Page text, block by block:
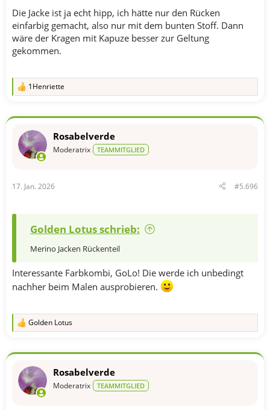
Die Jacke ist ja echt hipp, ich hätte nur den Rücken
einfarbig gemacht, also nur mit dem bunten Stoff. Dann
wäre der Kragen mit Kapuze besser zur Geltung
gekommen.
R
k
o
:
1Henriette
Rosabelverde
Moderatrix TEAMMITGLIED
17. Jan. 2026 #5.696
Golden Lotus schrieb:
Merino Jacken Rückenteil
Interessante Farbkombi, GoLo! Die werde ich unbedingt
nachher beim Malen ausprobieren.
R
k
o
Golden Lotus
Rosabelverde
Moderatrix TEAMMITGLIED